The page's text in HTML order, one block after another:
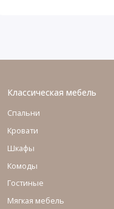
Классическая мебель
Спальни
Кровати
Шкафы
Комоды
Гостиные
Мягкая мебель